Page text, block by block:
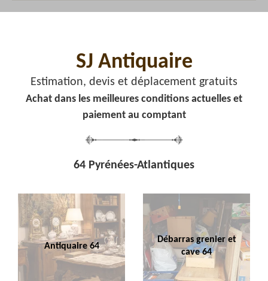
SJ Antiquaire
Estimation, devis et déplacement gratuits
Achat dans les meilleures conditions actuelles et
paiement au comptant
64 Pyrénées-Atlantiques
Antiquaire 64
Débarras grenier et
cave 64